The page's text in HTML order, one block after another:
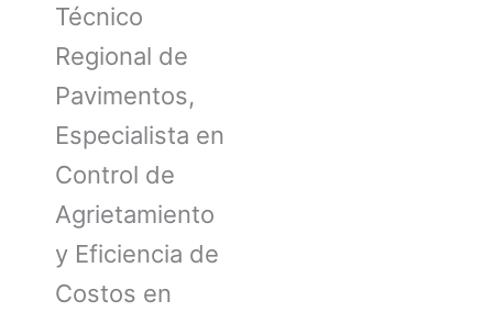
Técnico
Regional de
Pavimentos,
Especialista en
Control de
Agrietamiento
y Eficiencia de
Costos en